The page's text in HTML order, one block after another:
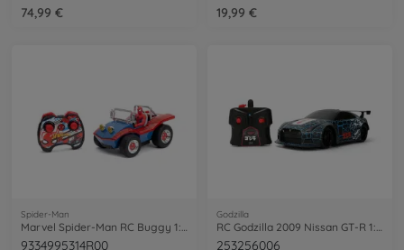
74,99 €
19,99 €
Spider-Man
Marvel Spider-Man RC Buggy 1:24
9334995314R00
Godzilla
RC Godzilla 2009 Nissan GT-R 1:16
253256006